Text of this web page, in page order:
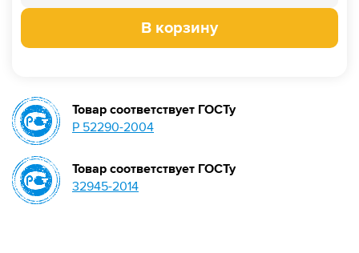
В корзину
Товар соответствует ГОСТу
Р 52290-2004
Товар соответствует ГОСТу
32945-2014